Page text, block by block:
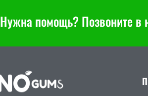
Нужна помощь? Позвоните